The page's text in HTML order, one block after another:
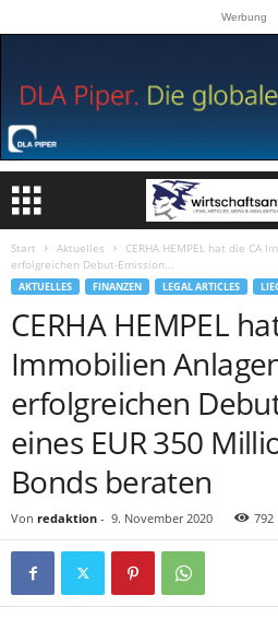
Werbung
Start Aktuelles
CERHA HEMPEL hat die CA
erfolgreichen Debut-Emission...
AKTUELLES FINANZEN LEGAL ARTICLES
CERHA HEMPEL
Immobilien
erfolgreichen
eines EUR 350
Bonds beraten
Von redaktion - 9. November 2020 792